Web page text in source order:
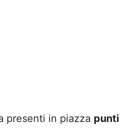
presenti in piazza punti